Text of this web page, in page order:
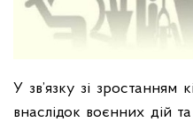
У зв’язку зі зростанням
внаслідок воєнних дій